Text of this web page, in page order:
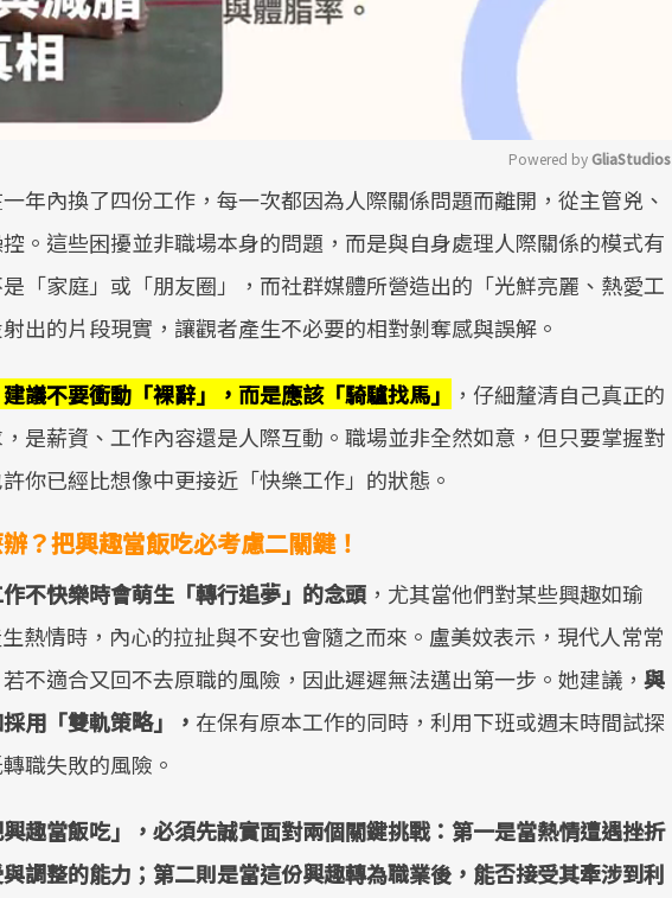
Mute
Powered by GliaStudios
年內換了四份工作，每一次都因為人際關係問題而離開，從主管兇、
。這些困擾並非職場本身的問題，而是與自身處理人際關係的模式有
「家庭」或「朋友圈」，而社群媒體所營造出的「光鮮亮麗、熱愛工
出的片段現實，讓觀者產生不必要的相對剝奪感與誤解。
議不要衝動「裸辭」，而是應該「騎驢找馬」
，仔細釐清自己真正的
是薪資、工作內容還是人際互動。職場並非全然如意，但只要掌握對
你已經比想像中更接近「快樂工作」的狀態。
？把興趣當飯吃必考慮二關鍵！
不快樂時會萌生「轉行追夢」的念頭 ，尤其當他們對某些興趣如瑜
熱情時，內心的拉扯與不安也會隨之而來。盧美妏表示，現代人常常
不適合又回不去原職的風險，因此遲遲無法邁出第一步。她建議， 與
用「雙軌策略」， 在保有原本工作的同時，利用下班或週末時間試探
職失敗的風險。
趣當飯吃」，必須先誠實面對兩個關鍵挑戰：第一是當熱情遭遇挫折
調整的能力；第二則是當這份興趣轉為職業後，能否接受其牽涉到利